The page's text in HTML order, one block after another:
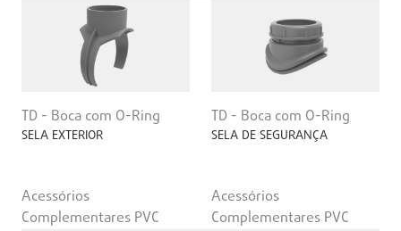
TD - Boca com O-Ring
SELA EXTERIOR
Acessórios
Complementares PVC
TD - Boca com O-Ring
SELA DE SEGURANÇA
Acessórios
Complementares PVC